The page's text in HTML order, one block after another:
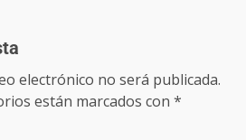
electrónico no será publicada.
están marcados con *